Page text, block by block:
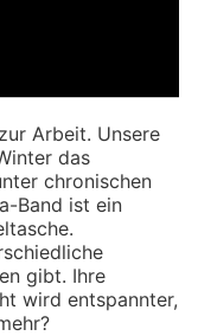
Arbeit. Unsere
das
chronischen
Band ist ein
gibt. Ihre
wird entspannter,